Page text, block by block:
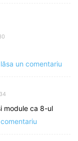
un comentariu
module ca 8-ul